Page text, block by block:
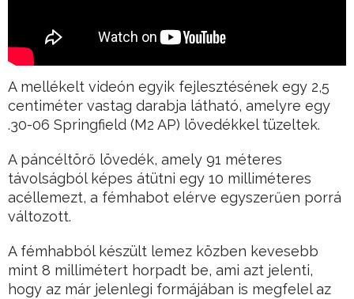
A mellékelt videón egyik fejlesztésének egy 2,5
centiméter vastag darabja látható, amelyre egy
.30-06 Springfield (M2 AP) lövedékkel tüzeltek.
A páncéltörő lövedék, amely 91 méteres
távolságból képes átütni egy 10 milliméteres
acéllemezt, a fémhabot elérve egyszerűen porrá
változott.
A fémhabból készült lemez közben kevesebb
mint 8 millimétert horpadt be, ami azt jelenti,
hogy az már jelenlegi formájában is megfelel az